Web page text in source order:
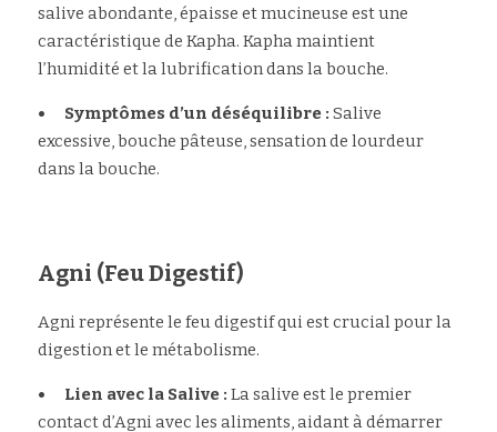
salive abondante, épaisse et mucineuse est une
caractéristique de Kapha. Kapha maintient
l’humidité et la lubrification dans la bouche.
•	Symptômes d’un déséquilibre : Salive
excessive, bouche pâteuse, sensation de lourdeur
dans la bouche.
Agni (Feu Digestif)
Agni représente le feu digestif qui est crucial pour la
digestion et le métabolisme.
•	Lien avec la Salive : La salive est le premier
contact d’Agni avec les aliments, aidant à démarrer